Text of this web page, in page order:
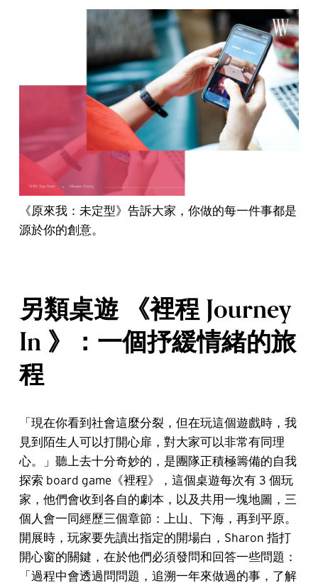
《原來我：未定型》告訴大家，你做的每一件事都是
源於你的創意。
另類桌遊 《裡程 Journey
In 》：一個抒緩情緒的旅
程
「現在你看到社會這麼分裂，但在玩這個遊戲時，我
見到陌生人可以打開心扉，對大家可以非常有同理
心。」聽上去十分奇妙的，是團隊正積極籌備的自我
探索 board game《裡程》，這個桌遊每次有 3 個玩
家，他們會收到各自的劇本，以及共用一塊地圖，三
個人會一同經歷三個章節：上山、下海，再到平原。
開展時，玩家要先讀出指定的開場白，Sharon 指打
開心窗的關鍵，在於他們必須發問和回答一些問題：
「過程中會透過問問題，追溯一年來做過的事，了解